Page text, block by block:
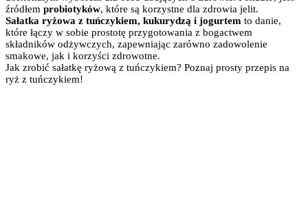
źródłem probiotyków, które są korzystne dla zdrowia jelit.
Sałatka ryżowa z tuńczykiem, kukurydzą i jogurtem to danie,
które łączy w sobie prostotę przygotowania z bogactwem
składników odżywczych, zapewniając zarówno zadowolenie
smakowe, jak i korzyści zdrowotne.
Jak zrobić sałatkę ryżową z tuńczykiem? Poznaj prosty przepis na
ryż z tuńczykiem!